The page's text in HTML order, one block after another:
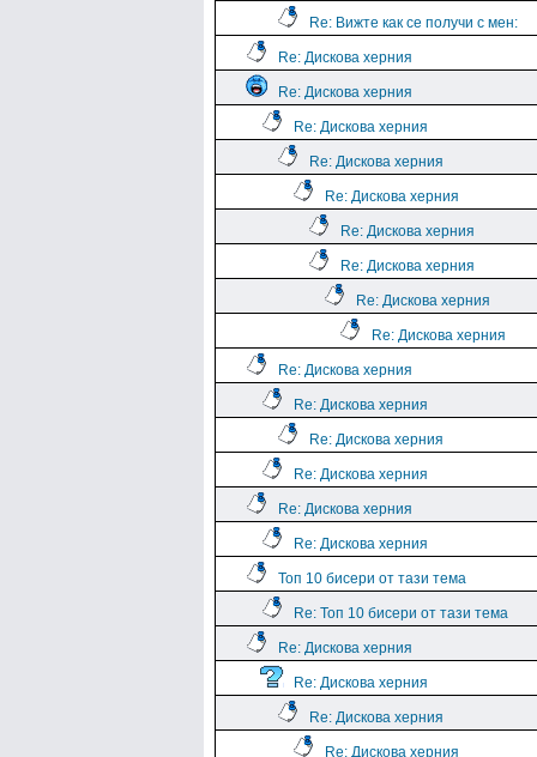
Re: Вижте как се получи с мен:
Re: Дискова херния
Re: Дискова херния
Re: Дискова херния
Re: Дискова херния
Re: Дискова херния
Re: Дискова херния
Re: Дискова херния
Re: Дискова херния
Re: Дискова херния
Re: Дискова херния
Re: Дискова херния
Re: Дискова херния
Re: Дискова херния
Re: Дискова херния
Re: Дискова херния
Топ 10 бисери от тази тема
Re: Топ 10 бисери от тази тема
Re: Дискова херния
Re: Дискова херния
Re: Дискова херния
Re: Дискова херния